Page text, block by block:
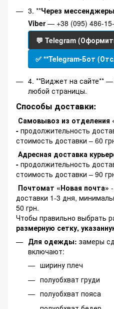
3. **Через
Viber— +38 (095) 486-
💬 Telegram
✅ **Telegram-Бот
4. **Виджет на сайте**
любой страницы.
Способы доставки:
Самовывоз из отделения
- продолжительность
стоимость доставки – 60
Адресная доставка
- продолжительность
стоимость доставки – 90
Почтомат «Новая почта»
доставки 1-3 дня,
50 грн.
Чтобы правильно выбрать
размерную сетку,
Для одежды: замеры
включают:
ширину плеч
полуобхват груди
полуобхват пояса